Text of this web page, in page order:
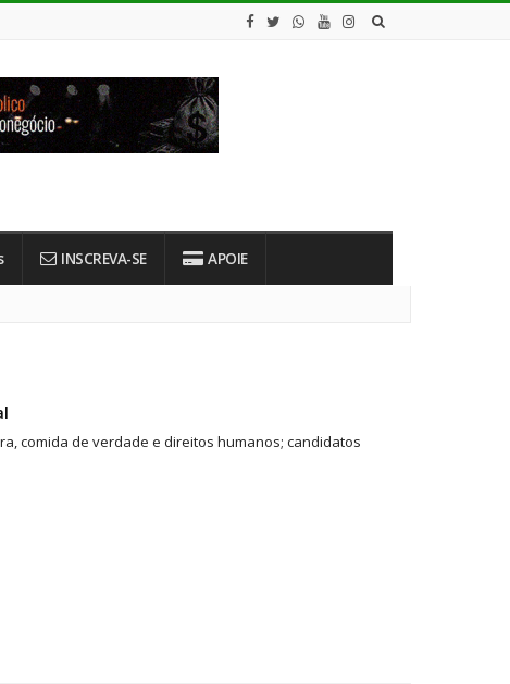
INSCREVA-SE APOIE
comida de verdade e direitos humanos; candidatos